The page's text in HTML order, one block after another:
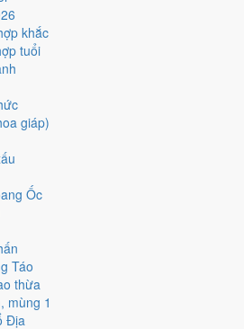
khắc
tuổi
giáp)
Ốc
Táo
thừa
mùng 1
Địa
7 việc chính chỉ
khai trương, động thổ.
tuổiDần
xử lý bên dưới.
tốt hay xấu cho
bình cho 7 việc chính: cao nhất là
nhất là
gặp Sao Bạch Hổ hắc đạo nên điểm
dưới.
nay ở